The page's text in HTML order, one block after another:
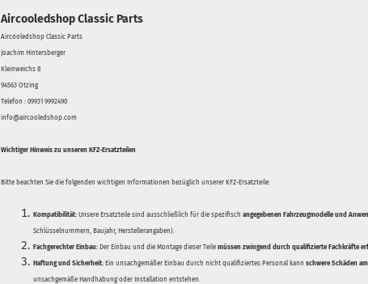
Aircooledshop Classic Parts
Aircooledshop Classic Parts
Joachim Hintersberger
Kleinweichs 8
94563 Otzing
Telefon : 09931 9992490
info@aircooledshop.com
Wichtiger Hinweis zu unseren KFZ-Ersatzteilen
Bitte beachten Sie die folgenden wichtigen Informationen bezüglich unserer KFZ-Ersatzteile:
Kompatibilität: Unsere Ersatzteile sind ausschließlich für die spezifisch angegebenen Fahrzeugmodelle und
Schlüsselnummern, Baujahr, Herstellerangaben).
Fachgerechter Einbau: Der Einbau und die Montage dieser Teile müssen zwingend durch qualifizierte Fachkräfte
Haftung und Sicherheit: Ein unsachgemäßer Einbau durch nicht qualifiziertes Personal kann schwere Schäden
unsachgemäße Handhabung oder Installation entstehen.